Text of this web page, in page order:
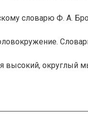
словарю Ф. А.
высокий, округлый